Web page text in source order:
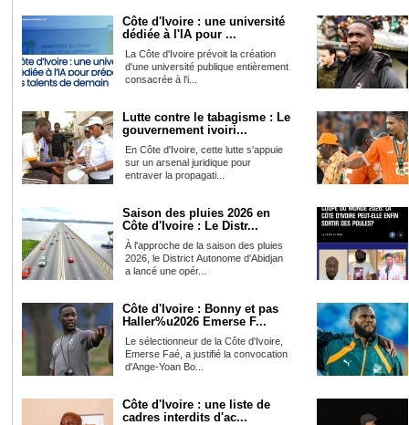
Côte d'Ivoire : une université
dédiée à l'IA pour ...
La Côte d'Ivoire prévoit la création
d'une université publique entièrement
consacrée à l'i...
Lutte contre le tabagisme : Le
gouvernement ivoiri...
En Côte d'Ivoire, cette lutte s'appuie
sur un arsenal juridique pour
entraver la propagati...
Saison des pluies 2026 en
Côte d'Ivoire : Le Distr...
À l'approche de la saison des pluies
2026, le District Autonome d'Abidjan
a lancé une opér...
Côte d'Ivoire : Bonny et pas
Haller%u2026 Emerse F...
Le sélectionneur de la Côte d'Ivoire,
Emerse Faé, a justifié la convocation
d'Ange-Yoan Bo...
Côte d'Ivoire : une liste de
cadres interdits d'ac...